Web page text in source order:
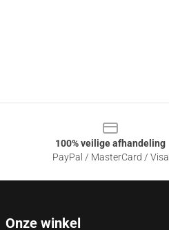
100% veilige afhandeling
PayPal / MasterCard / Visa
Onze winkel